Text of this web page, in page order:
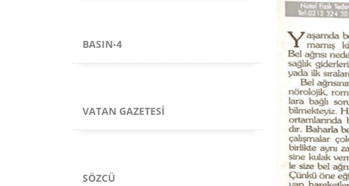
BASIN-4
VATAN GAZETESI
SÖZCÜ